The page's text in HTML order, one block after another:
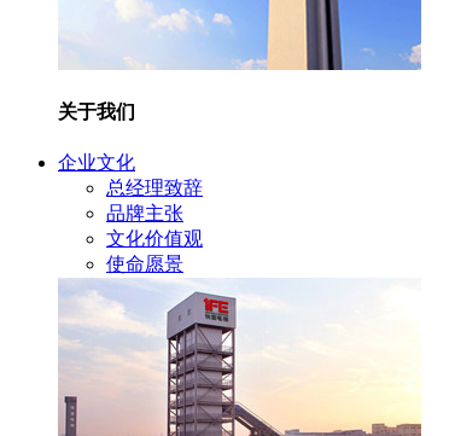
关于我们
企业文化
总经理致辞
品牌主张
文化价值观
使命愿景